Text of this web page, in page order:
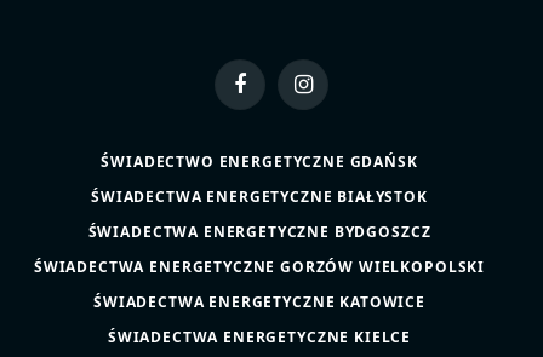
FacebookInstagram
ŚWIADECTWO ENERGETYCZNE GDAŃSK
ŚWIADECTWA ENERGETYCZNE BIAŁYSTOK
ŚWIADECTWA ENERGETYCZNE BYDGOSZCZ
ŚWIADECTWA ENERGETYCZNE GORZÓW WIELKOPOLSKI
ŚWIADECTWA ENERGETYCZNE KATOWICE
ŚWIADECTWA ENERGETYCZNE KIELCE